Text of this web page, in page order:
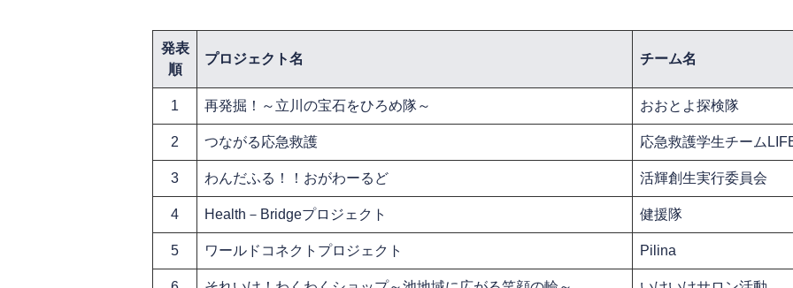
発表
順
プロジェクト名 チーム名
1 再発掘！～立川の宝石をひろめ隊～ おおとよ探検隊
2 つながる応急救護 応急救護学生チーム
3 わんだふる！！おがわーるど 活輝創生実行委員会
4 Health－Bridgeプロジェクト 健援隊
5 ワールドコネクトプロジェクト Pilina